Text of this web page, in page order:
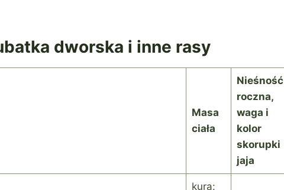
dworska i inne rasy
Masa
ciała
Nieśność
roczna,
waga i
kolor
skorupki
jaja
kura: